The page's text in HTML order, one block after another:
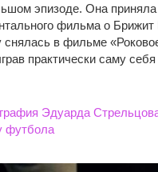
эпизоде. Она приняла
фильма о Брижит
снялась в фильме
практически саму
Эдуарда
футбола